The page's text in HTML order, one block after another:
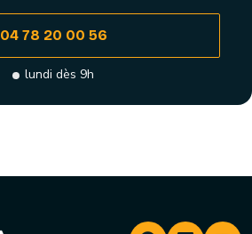
04 78 20 00 56
lundi dès 9h